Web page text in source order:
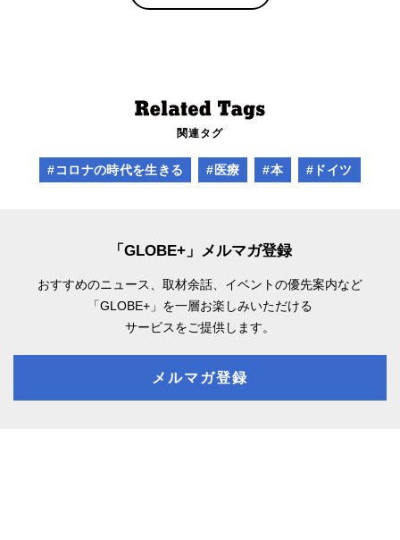
関連タグ
#コロナの時代を生きる #医療 #本 #ドイツ
「GLOBE+」メルマガ登録
おすすめのニュース、取材余話、 イベントの優先案内など
「GLOBE+」を一層お楽しみいただける
サービスをご提供します。
メルマガ登録